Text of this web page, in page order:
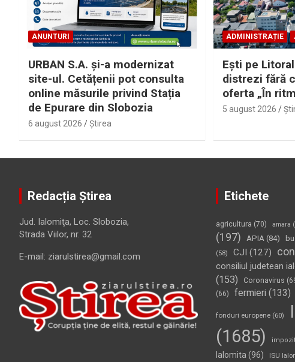
ANUNTURI
URBAN S.A. și-a modernizat
site-ul. Cetățenii pot consulta
online măsurile privind Stația
de Epurare din Slobozia
6 august 2026 Ştirea
ADMINISTRAȚIE
Eşti pe
distrezi fără
oferta „În
5 august 2026
Redacția Știrea
Jud. Ialomiţa, Loc. Slobozia,
Strada Viilor, nr. 32
E-mail: ziarulstirea@gmail.com
Etichete
agricultura (70) amara
(197)
APIA(84)
(58)
CJI (127)
consiliul judetean
(153)
Coronavirus
(66)
fermieri (133)
fonduri europene(60)
(1685)
Ialomita (96) ISU